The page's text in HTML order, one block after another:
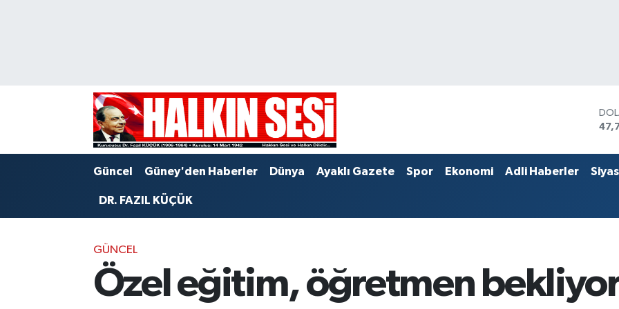
Güncel Güney'den Haberler Dünya Ayaklı Gazete Spor Ekonomi Adli Haberler
DR. FAZIL KÜÇÜK
GÜNCEL
Özel eğitim, öğretmen
Trafik Durumu
Puan Durumu ve Fikstür
Haber Arşivi